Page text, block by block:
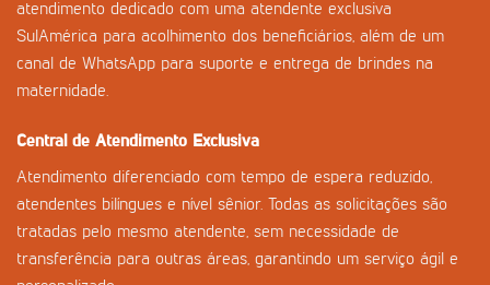
atendimento dedicado com uma atendente exclusiva
SulAmérica para acolhimento dos beneficiários, além de um
canal de WhatsApp para suporte e entrega de brindes na
maternidade.
Central de Atendimento Exclusiva
Atendimento diferenciado com tempo de espera reduzido,
atendentes bilíngues e nível sênior. Todas as solicitações são
tratadas pelo mesmo atendente, sem necessidade de
transferência para outras áreas, garantindo um serviço ágil e